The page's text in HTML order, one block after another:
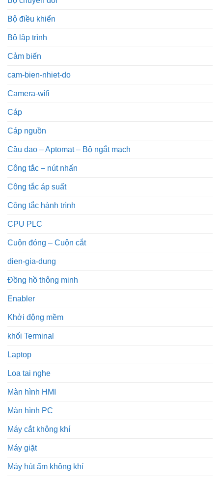
Bộ điều khiển
Bộ lập trình
Cảm biến
cam-bien-nhiet-do
Camera-wifi
Cáp
Cáp nguồn
Cầu dao – Aptomat – Bộ ngắt mạch
Công tắc – nút nhấn
Công tắc áp suất
Công tắc hành trình
CPU PLC
Cuộn đóng – Cuộn cắt
dien-gia-dung
Đồng hồ thông minh
Enabler
Khởi động mềm
khối Terminal
Laptop
Loa tai nghe
Màn hình HMI
Màn hình PC
Máy cắt không khí
Máy giặt
Máy hút ẩm không khí